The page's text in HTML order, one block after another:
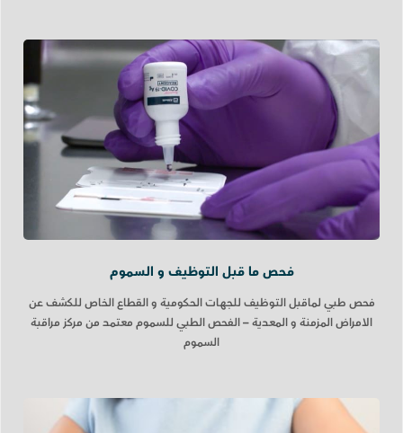
فحص ما قبل التوظيف و السموم
فحص طبي لماقبل التوظيف للجهات الحكومية و القطاع الخاص للكشف عن
الامراض المزمنة و المعدية – الفحص الطبي للسموم معتمد من مركز مراقبة
السموم